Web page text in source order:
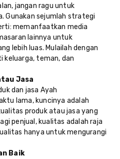
jangan ragu untuk
Gunakan sejumlah strategi
memanfaatkan media
lainnya untuk
lebih luas. Mulailah dengan
keluarga, teman, dan
Jasa
dan jasa Ayah
lama, kuncinya adalah
produk atau jasa yang
penjual, kualitas adalah raja
hanya untuk mengurangi
Baik